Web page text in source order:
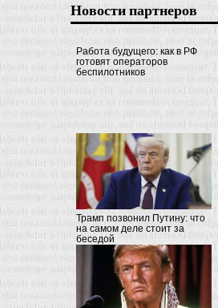
Новости партнеров
Работа будущего: как в РФ
готовят операторов
беспилотников
Трамп позвонил Путину: что
на самом деле стоит за
беседой